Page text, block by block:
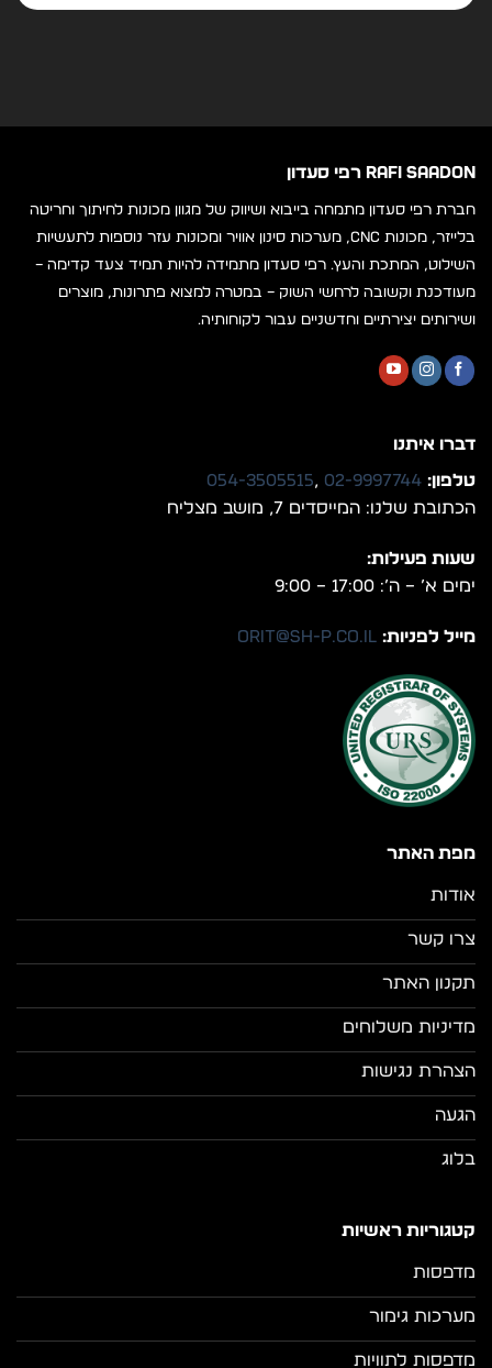
RAFI SAADON רפי סעדון
חברת רפי סעדון מתמחה בייבוא ושיווק של מגוון מכונות לחיתוך וחריטה
בלייזר, מכונות CNC, מערכות סינון אוויר ומכונות עזר נוספות לתעשיות
השילוט, המתכת והעץ. רפי סעדון מתמידה להיות תמיד צעד קדימה –
מעודכנת וקשובה לרחשי השוק – במטרה למצוא פתרונות, מוצרים
ושירותים יצירתיים וחדשניים עבור לקוחותיה.
מפת האתר
אודות
צרו קשר
תקנון האתר
מדיניות משלוחים
הצהרת נגישות
הגעה
בלוג
קטגוריות ראשיות
מדפסות
מערכות גימור
מדפסות לתוויות
דברו איתנו
טלפון: 02-9997744
,
054-3505515
הכתובת שלנו: המייסדים 7, מושב מצליח
שעות פעילות:
ימים א’ – ה’: 17:00 – 9:00
מייל לפניות: orit@sh-p.co.il